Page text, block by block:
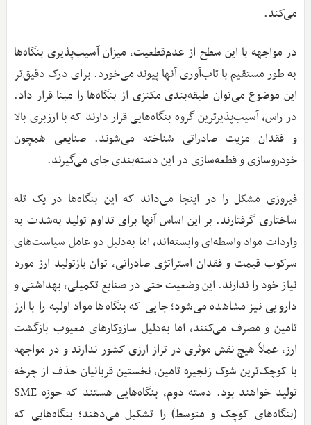
می‌کند.
در مواجهه با این سطح از عدم‌قطعیت، میزان آسیب‌پذیری بنگاه‌ها
به طور مستقیم با تاب‌آوری آنها پیوند می‌خورد. برای درک دقیق‌تر
این موضوع می‌توان طبقه‌بندی مکنزی از بنگاه‌ها را مبنا قرار داد.
در راس، آسیب‌پذیرترین گروه بنگاه‌هایی قرار دارند که با ارزبری بالا
و فقدان مزیت صادراتی شناخته می‌شوند. صنایعی همچون
خودروسازی و قطعه‌سازی در این دسته‌بندی جای می‌گیرند.
فیروزی مشکل را در اینجا می‌داند که این بنگاه‌ها در یک تله
ساختاری گرفتارند. بر این اساس آنها برای تداوم تولید به‌شدت به
واردات مواد واسطه‌ای وابسته‌اند، اما به‌دلیل دو عامل سیاست‌های
سرکوب قیمت و فقدان استراتژی صادراتی، توان بازتولید ارز مورد
نیاز خود را ندارند. این وضعیت حتی در صنایع تکمیلی، بهداشتی و
دارویی نیز مشاهده می‌شود؛ جایی که بنگاه‌ها مواد اولیه را با ارز
تامین و مصرف می‌کنند، اما به‌دلیل سازوکارهای معیوب بازگشت
ارز، عملاً هیچ نقش موثری در تراز ارزی کشور ندارند و در مواجهه
با کوچک‌ترین شوک زنجیره تامین، نخستین قربانیان حذف از چرخه
تولید خواهند بود. دسته دوم، بنگاه‌هایی هستند که حوزه SME
(بنگاه‌های کوچک و متوسط) را تشکیل می‌دهند؛ بنگاه‌هایی که